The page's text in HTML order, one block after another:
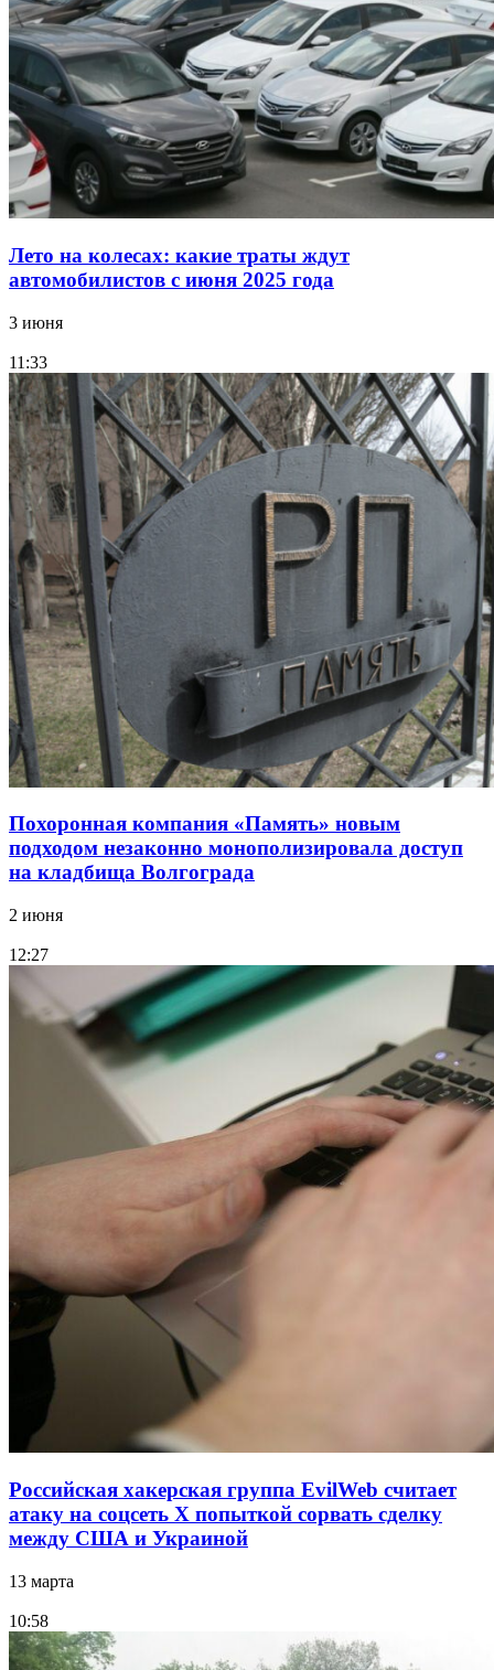
Лето на колесах: какие траты ждут
автомобилистов с июня 2025 года
3 июня
11:33
Похоронная компания «Память» новым
подходом незаконно монополизировала доступ
на кладбища Волгограда
2 июня
12:27
Российская хакерская группа EvilWeb считает
атаку на соцсеть Х попыткой сорвать сделку
между США и Украиной
13 марта
10:58